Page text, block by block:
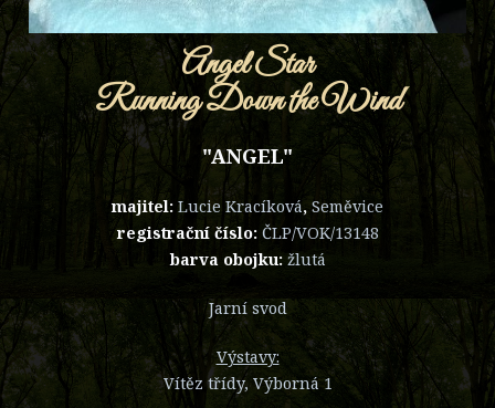
Angel Star
Running Down the Wind
"ANGEL"
majitel: Lucie Kracíková, Seměvice
registrační číslo: ČLP/VOK/13148
barva obojku: žlutá
Jarní svod
Výstavy:
Vítěz třídy, Výborná 1